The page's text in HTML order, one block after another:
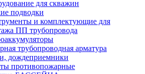
для скважин
подводки
и комплектующие для
ПП трубопровода
трубопроводная арматура
дождеприемники
противопожарные